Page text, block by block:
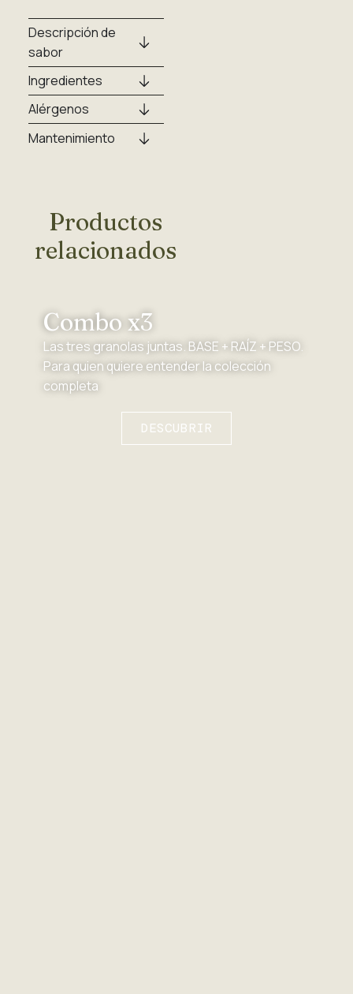
Descripción de
sabor
Ingredientes
Alérgenos
Mantenimiento
Productos
relacionados
Combo x3
Las tres granolas juntas. BASE + RAÍZ + PESO.
Para quien quiere entender la colección
completa
DESCUBRIR